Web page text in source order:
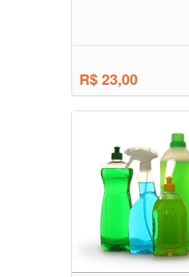
R$ 23,00